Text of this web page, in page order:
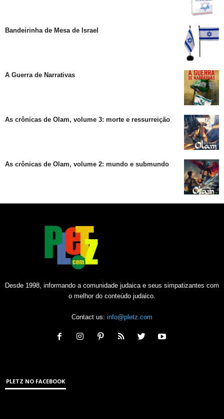
Bandeirinha de Mesa de Israel
A Guerra de Narrativas
As crônicas de Olam, volume 3: morte e ressurreição
As crônicas de Olam, volume 2: mundo e submundo
Desde 1998, informando a comunidade judaica e seus simpatizantes com
o melhor do conteúdo judaico.
Contact us: info@pletz.com
PLETZ NO FACEBOOK